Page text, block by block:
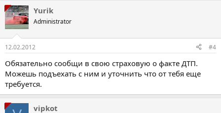
Yurik
Administrator
12.02.2012 #4
Обязательно сообщи в свою страховую о факте ДТП.
Можешь подъехать с ним и уточнить что от тебя еще
требуется.
vipkot